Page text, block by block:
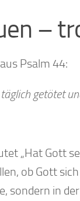
–
Psalm 44:
getötet
„Hat Gott
ob Gott
sondern in